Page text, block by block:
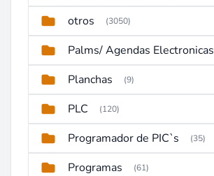
otros (3050)
Palms/ Agendas Electronicas
Planchas (9)
PLC (120)
Programador de PIC`s (35)
Programas (61)